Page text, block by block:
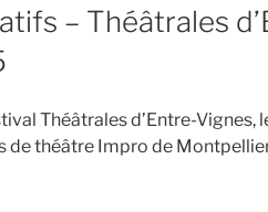
– Théâtrales
Théâtrales d’Entre-
de théâtre Impro de